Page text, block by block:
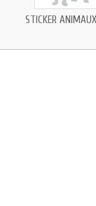
STICKER